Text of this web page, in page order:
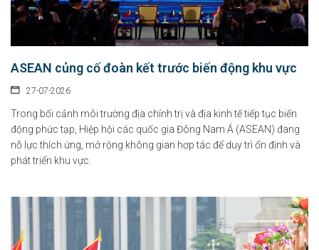
ASEAN củng cố đoàn kết trước biến động khu vực
27-07-2026
Trong bối cảnh môi trường địa chính trị và địa kinh tế tiếp tục biến
động phức tạp, Hiệp hội các quốc gia Đông Nam Á (ASEAN) đang
nỗ lực thích ứng, mở rộng không gian hợp tác để duy trì ổn định và
phát triển khu vực.